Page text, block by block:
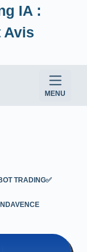
IA :
Avis
MENU
TRADING✅